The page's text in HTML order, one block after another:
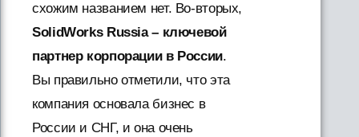
схожим названием нет. Во-вторых,
SolidWorks Russia – ключевой
партнер корпорации в России.
Вы правильно отметили, что эта
компания основала бизнес в
России и СНГ, и она очень